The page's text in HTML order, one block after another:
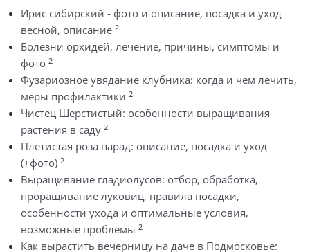
Ирис сибирский - фото и описание, посадка и уход
весной, описание 2
Болезни орхидей, лечение, причины, симптомы и
фото 2
Фузариозное увядание клубника: когда и чем лечить,
меры профилактики 2
Чистец Шерстистый: особенности выращивания
растения в саду 2
Плетистая роза парад: описание, посадка и уход
(+фото) 2
Выращивание гладиолусов: отбор, обработка,
проращивание луковиц, правила посадки,
особенности ухода и оптимальные условия,
возможные проблемы 2
Как вырастить вечерницу на даче в Подмосковье: